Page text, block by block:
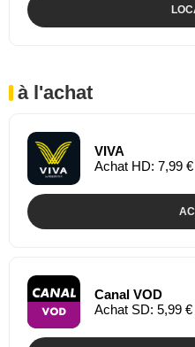
à l'achat
VIVA
Achat HD: 7,99 €
Canal VOD
Achat SD: 5,99